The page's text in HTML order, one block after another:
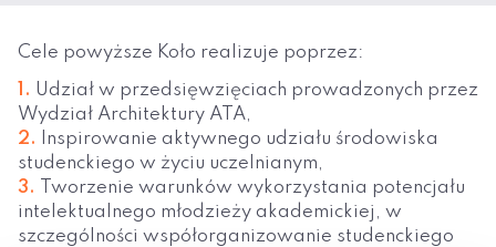
Cele powyższe Koło realizuje poprzez:
Udział w przedsięwzięciach prowadzonych przez
Wydział Architektury ATA,
Inspirowanie aktywnego udziału środowiska
studenckiego w życiu uczelnianym,
Tworzenie warunków wykorzystania potencjału
intelektualnego młodzieży akademickiej, w
szczególności współorganizowanie studenckiego